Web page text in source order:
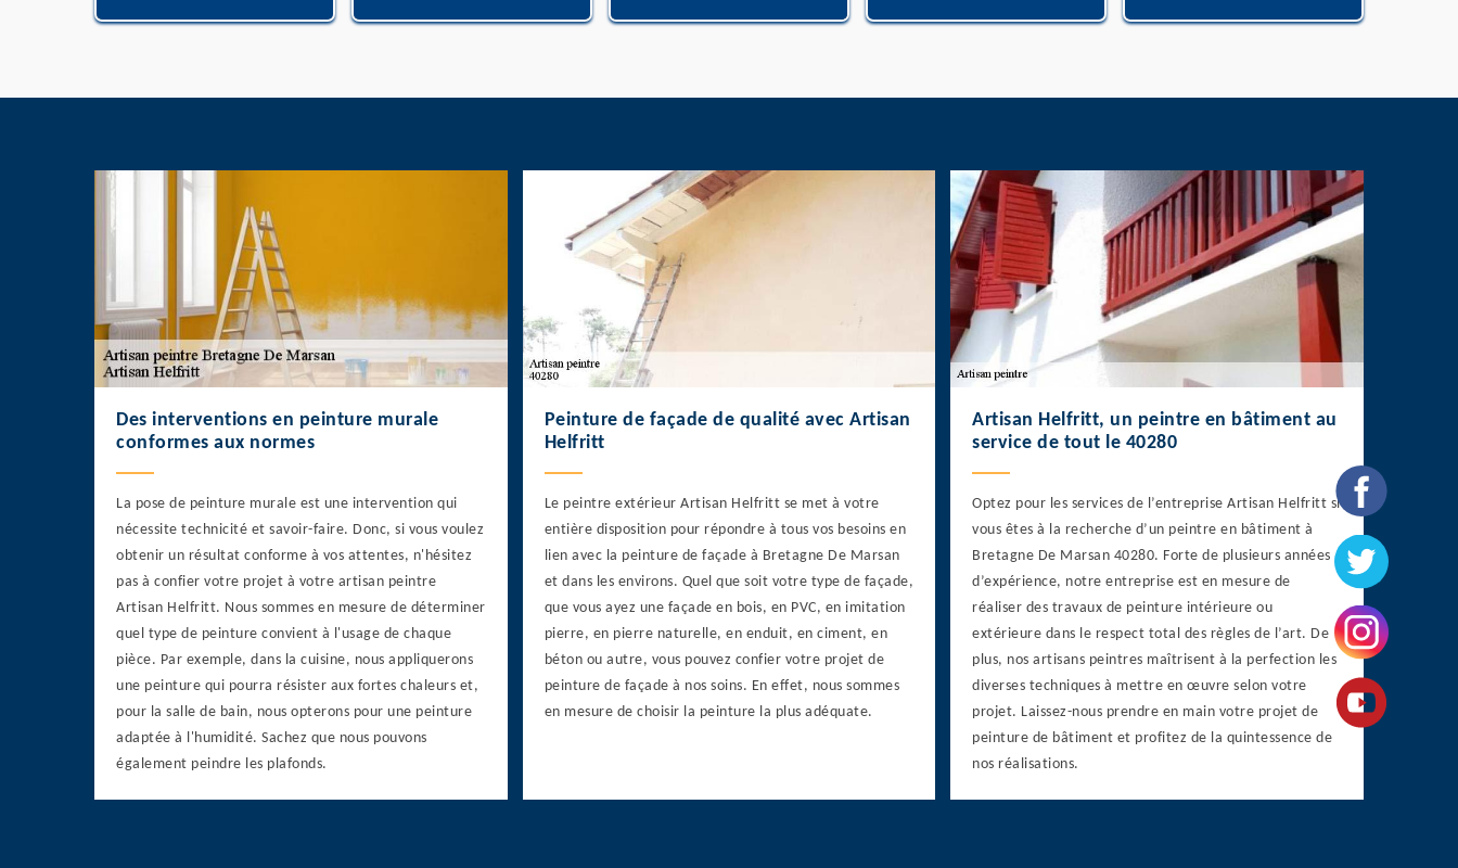
Des interventions en peinture murale
conformes aux normes
La pose de peinture murale est une intervention qui
nécessite technicité et savoir-faire. Donc, si vous voulez
obtenir un résultat conforme à vos attentes, n'hésitez
pas à confier votre projet à votre artisan peintre
Artisan Helfritt. Nous sommes en mesure de déterminer
quel type de peinture convient à l'usage de chaque
pièce. Par exemple, dans la cuisine, nous appliquerons
une peinture qui pourra résister aux fortes chaleurs et,
pour la salle de bain, nous opterons pour une peinture
adaptée à l'humidité. Sachez que nous pouvons
également peindre les plafonds.
Peinture de façade de qualité avec Artisan
Helfritt
Le peintre extérieur Artisan Helfritt se met à votre
entière disposition pour répondre à tous vos besoins en
lien avec la peinture de façade à Bretagne De Marsan
et dans les environs. Quel que soit votre type de façade,
que vous ayez une façade en bois, en PVC, en imitation
pierre, en pierre naturelle, en enduit, en ciment, en
béton ou autre, vous pouvez confier votre projet de
peinture de façade à nos soins. En effet, nous sommes
en mesure de choisir la peinture la plus adéquate.
Artisan Helfritt, un peintre en bâtiment au
service de tout le 40280
Optez pour les services de l’entreprise Artisan Helfritt si
vous êtes à la recherche d’un peintre en bâtiment à
Bretagne De Marsan 40280. Forte de plusieurs années
d’expérience, notre entreprise est en mesure de
réaliser des travaux de peinture intérieure ou
extérieure dans le respect total des règles de l’art. De
plus, nos artisans peintres maîtrisent à la perfection les
diverses techniques à mettre en œuvre selon votre
projet. Laissez-nous prendre en main votre projet de
peinture de bâtiment et profitez de la quintessence de
nos réalisations.